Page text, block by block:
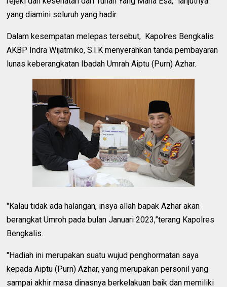
yang diamini seluruh yang hadir.
Dalam kesempatan melepas tersebut, Kapolres Bengkalis
AKBP Indra Wijatmiko, S.I.K menyerahkan tanda pembayaran
lunas keberangkatan Ibadah Umrah Aiptu (Purn) Azhar.
"Kalau tidak ada halangan, insya allah bapak Azhar akan
berangkat Umroh pada bulan Januari 2023,”terang Kapolres
Bengkalis.
"Hadiah ini merupakan suatu wujud penghormatan saya
kepada Aiptu (Purn) Azhar, yang merupakan personil yang
sampai akhir masa dinasnya berkelakuan baik dan memiliki